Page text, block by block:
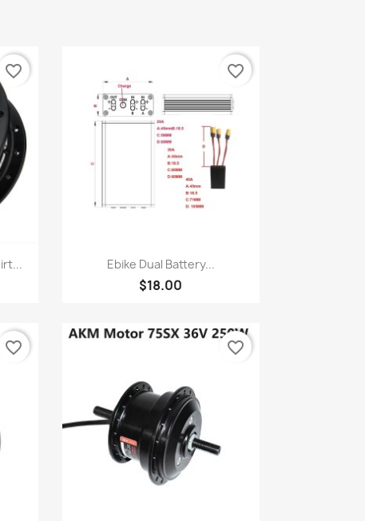
favorite_border
快速查看
Ebike Dual Battery...
$18.00
favorite_border
favorite_border favorite_border